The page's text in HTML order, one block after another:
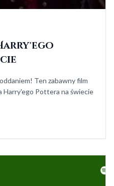
Ten zabawny film
Harry'ego Pottera na świecie